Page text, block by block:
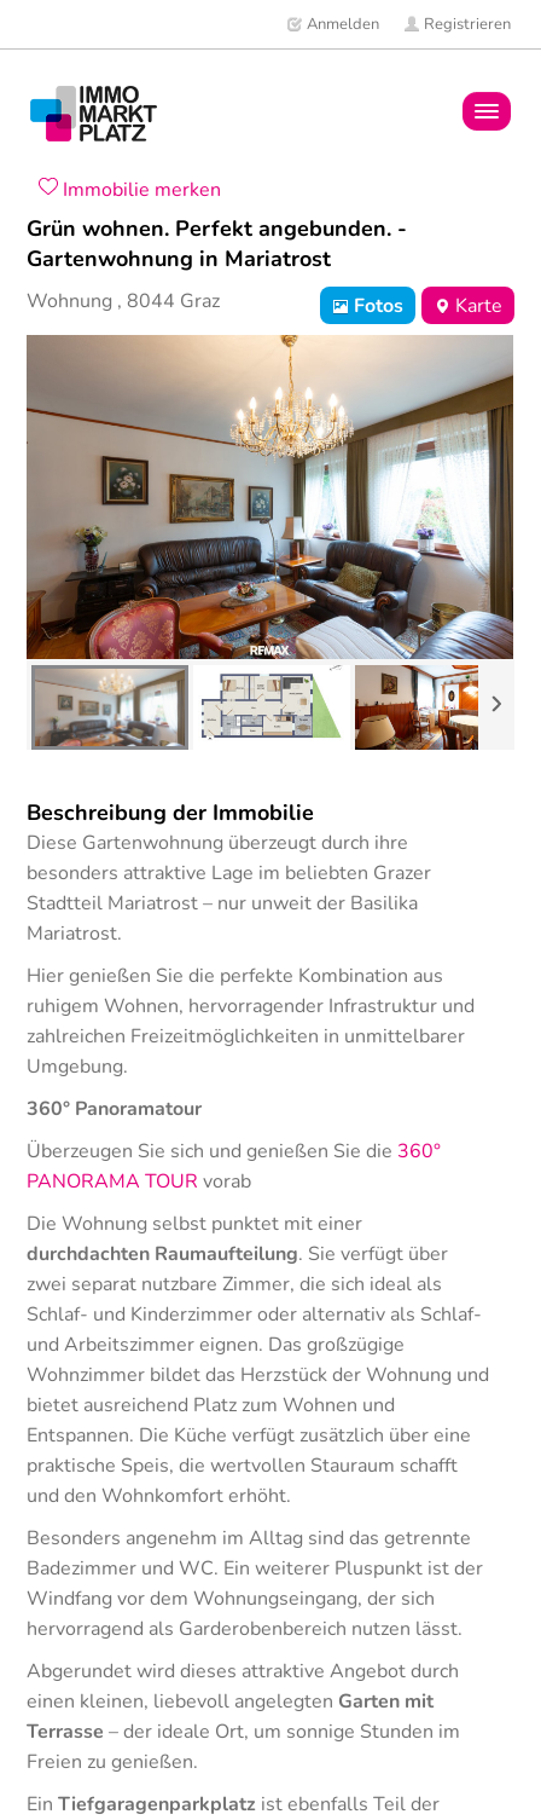
Anmelden Registrieren
Immobilien
Mitglieder
News
Immobilie merken
Grün wohnen. Perfekt angebunden. -
Gartenwohnung in Mariatrost
Wohnung , 8044 Graz Fotos Karte
Beschreibung der Immobilie
Diese Gartenwohnung überzeugt durch ihre
besonders attraktive Lage im beliebten Grazer
Stadtteil Mariatrost – nur unweit der Basilika
Mariatrost.
Hier genießen Sie die perfekte Kombination aus
ruhigem Wohnen, hervorragender Infrastruktur und
zahlreichen Freizeitmöglichkeiten in unmittelbarer
Umgebung.
360° Panoramatour
Überzeugen Sie sich und genießen Sie die 360°
PANORAMA TOUR vorab
Die Wohnung selbst punktet mit einer
durchdachten Raumaufteilung. Sie verfügt über
zwei separat nutzbare Zimmer, die sich ideal als
Schlaf- und Kinderzimmer oder alternativ als Schlaf-
und Arbeitszimmer eignen. Das großzügige
Wohnzimmer bildet das Herzstück der Wohnung und
bietet ausreichend Platz zum Wohnen und
Entspannen. Die Küche verfügt zusätzlich über eine
praktische Speis, die wertvollen Stauraum schafft
und den Wohnkomfort erhöht.
Besonders angenehm im Alltag sind das getrennte
Badezimmer und WC. Ein weiterer Pluspunkt ist der
Windfang vor dem Wohnungseingang, der sich
hervorragend als Garderobenbereich nutzen lässt.
Abgerundet wird dieses attraktive Angebot durch
einen kleinen, liebevoll angelegten Garten mit
Terrasse– der ideale Ort, um sonnige Stunden im
Freien zu genießen.
EinTiefgaragenparkplatz ist ebenfalls Teil der